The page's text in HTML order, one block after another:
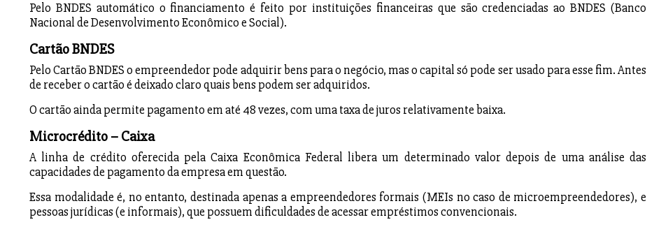
Pelo BNDES automático o financiamento é feito por instituições financeiras que são credenciadas ao BNDES (Banco
Nacional de Desenvolvimento Econômico e Social).
Cartão BNDES
Pelo Cartão BNDES o empreendedor pode adquirir bens para o negócio, mas o capital só pode ser usado para esse fim. Antes
de receber o cartão é deixado claro quais bens podem ser adquiridos.
O cartão ainda permite pagamento em até 48 vezes, com uma taxa de juros relativamente baixa.
Microcrédito – Caixa
A linha de crédito oferecida pela Caixa Econômica Federal libera um determinado valor depois de uma análise das
capacidades de pagamento da empresa em questão.
Essa modalidade é, no entanto, destinada apenas a empreendedores formais (MEIs no caso de microempreendedores), e
pessoas jurídicas (e informais), que possuem dificuldades de acessar empréstimos convencionais.